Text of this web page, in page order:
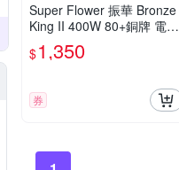
Super Flower 振華 Bronze
King II 400W 80+銅牌 電源
供應器
$1,350
券